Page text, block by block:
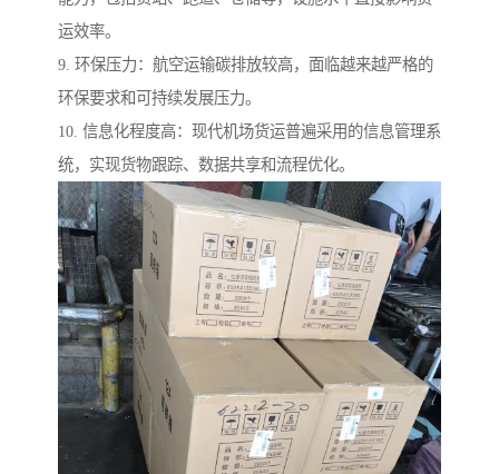
运效率。
9. 环保压力：航空运输碳排放较高，面临越来越严格的
环保要求和可持续发展压力。
10. 信息化程度高：现代机场货运普遍采用的信息管理系
统，实现货物跟踪、数据共享和流程优化。